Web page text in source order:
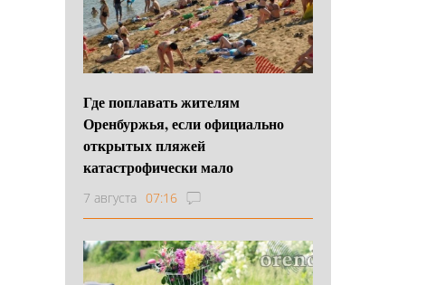
Где поплавать жителям
Оренбуржья, если официально
открытых пляжей
катастрофически мало
7 августа 07:16